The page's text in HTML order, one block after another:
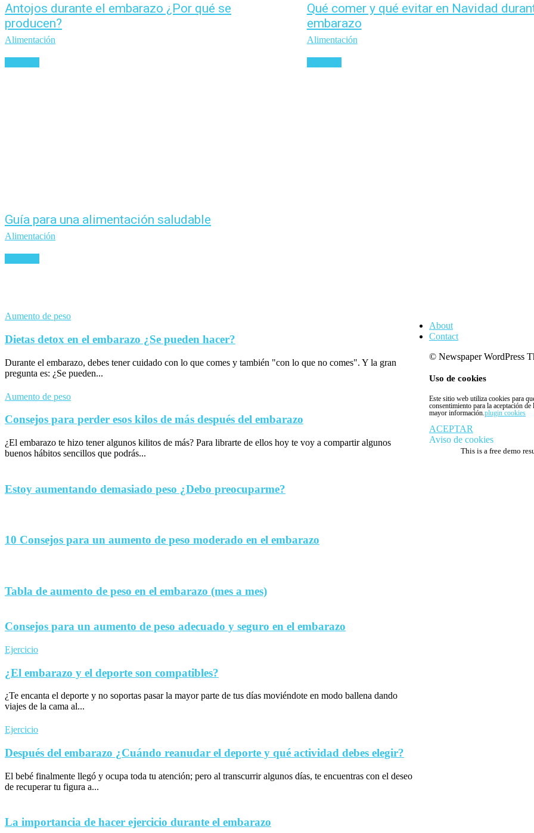
Antojos durante el embarazo ¿Por qué se
producen?
Alimentación
Qué comer y qué evitar en Navidad
embarazo
Alimentación
Guía para una alimentación saludable
Alimentación
Aumento de peso
Dietas detox en el embarazo ¿Se pueden hacer?
Durante el embarazo, debes tener cuidado con lo que comes y también "con lo que no comes". Y la gran
pregunta es: ¿Se pueden...
Aumento de peso
Consejos para perder esos kilos de más después del embarazo
¿El embarazo te hizo tener algunos kilitos de más? Para librarte de ellos hoy te voy a compartir algunos
buenos hábitos sencillos que podrás...
Estoy aumentando demasiado peso ¿Debo preocuparme?
10 Consejos para un aumento de peso moderado en el embarazo
Tabla de aumento de peso en el embarazo (mes a mes)
Consejos para un aumento de peso adecuado y seguro en el embarazo
Ejercicio
¿El embarazo y el deporte son compatibles?
¿Te encanta el deporte y no soportas pasar la mayor parte de tus días moviéndote en modo ballena dando
viajes de la cama al...
Ejercicio
Después del embarazo ¿Cuándo reanudar el deporte y qué actividad debes elegir?
El bebé finalmente llegó y ocupa toda tu atención; pero al transcurrir algunos días, te encuentras con el deseo
de recuperar tu figura a...
La importancia de hacer ejercicio durante el embarazo
About
Contact
© Newspaper WordPress
Uso de cookies
Este sitio web utiliza cookies para
consentimiento para la aceptación
mayor información.plugin cookies
ACEPTAR
Aviso de cookies
This is a free demo